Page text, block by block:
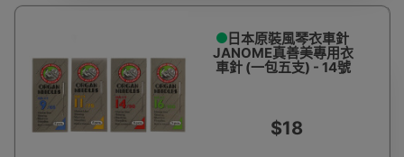
日本原裝風琴衣車針
JANOME真善美專用衣
車針 (一包五支) - 14號
$18